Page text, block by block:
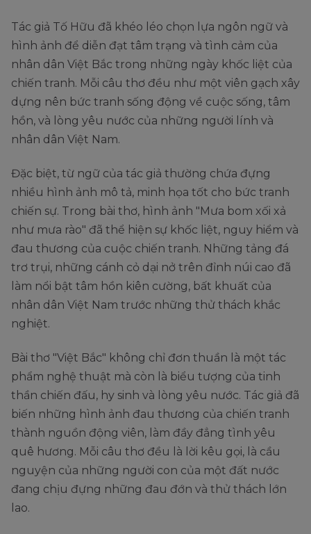
Tác giả Tố Hữu đã khéo léo chọn lựa ngôn ngữ và
hình ảnh để diễn đạt tâm trạng và tình cảm của
nhân dân Việt Bắc trong những ngày khốc liệt của
chiến tranh. Mỗi câu thơ đều như một viên gạch xây
dựng nên bức tranh sống động về cuộc sống, tâm
hồn, và lòng yêu nước của những người lính và
nhân dân Việt Nam.
Đặc biệt, từ ngữ của tác giả thường chứa đựng
nhiều hình ảnh mô tả, minh họa tốt cho bức tranh
chiến sự. Trong bài thơ, hình ảnh "Mưa bom xối xả
như mưa rào" đã thể hiện sự khốc liệt, nguy hiểm và
đau thương của cuộc chiến tranh. Những tảng đá
trơ trụi, những cánh cỏ dại nở trên đỉnh núi cao đã
làm nổi bật tâm hồn kiên cường, bất khuất của
nhân dân Việt Nam trước những thử thách khắc
nghiệt.
Bài thơ "Việt Bắc" không chỉ đơn thuần là một tác
phẩm nghệ thuật mà còn là biểu tượng của tinh
thần chiến đấu, hy sinh và lòng yêu nước. Tác giả đã
biến những hình ảnh đau thương của chiến tranh
thành nguồn động viên, làm đầy đẳng tình yêu
quê hương. Mỗi câu thơ đều là lời kêu gọi, là cầu
nguyện của những người con của một đất nước
đang chịu đựng những đau đớn và thử thách lớn
lao.